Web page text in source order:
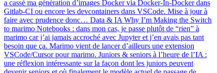
a cassé ma génération d’images Docker via Docker-In-Docker dans
Gitlab-CI ou encore les devcontainers dans VSCode. Mise à jour à
faire avec prudence donc… Data & IA Why I’m Making the Switch
to marimo Notebooks : dans mon cas, je passe plutôt de “rien” à
marimo car j’ai jamais accroché avec Jupyter et j’en avais pas tant
besoin que ça. Marimo vient de lancer d’ailleurs une extension
VSCode/Cursor pour marimo. Juniors & seniors à l’heure de l’IA :
une réflexion intéressante sur la façon dont les juniors peuvent